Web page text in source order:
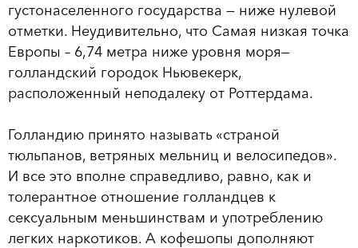
густонаселенного государства — ниже нулевой
отметки. Неудивительно, что Самая низкая точка
Европы – 6,74 метра ниже уровня моря—
голландский городок Ньювекерк,
расположенный неподалеку от Роттердама.
Голландию принято называть «страной
тюльпанов, ветряных мельниц и велосипедов».
И все это вполне справедливо, равно, как и
толерантное отношение голландцев к
сексуальным меньшинствам и употреблению
легких наркотиков. А кофешопы дополняют